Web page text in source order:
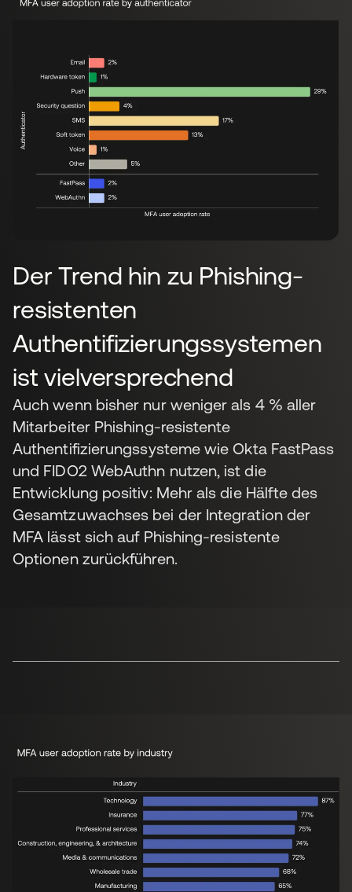
Der Trend hin zu Phishing-
resistenten
Authentifizierungssystemen
ist vielversprechend
Auch wenn bisher nur weniger als 4 % aller
Mitarbeiter Phishing-resistente
Authentifizierungssysteme wie Okta FastPass
und FIDO2 WebAuthn nutzen, ist die
Entwicklung positiv: Mehr als die Hälfte des
Gesamtzuwachses bei der Integration der
MFA lässt sich auf Phishing-resistente
Optionen zurückführen.